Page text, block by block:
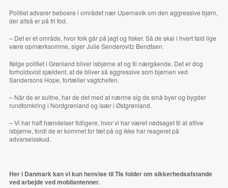
Politiet advarer beboere i området nær Upernavik om den aggressive bjørn,
der altså er på fri fod.
– Det er et område, hvor folk går på jagt og fisker. Så de skal i hvert fald lige
være opmærksomme, siger Julie Senderovitz Bendtsen.
Ifølge politiet i Grønland bliver isbjørne af og til nærgående. Det er dog
forholdsvist sjældent, at de bliver så aggressive som bjørnen ved
Sandersons Hope, fortæller vagtchefen.
– Når de er sultne, har de det med at nærme sig de små byer og bygder
rundtomkring i Nordgrønland og især i Østgrønland.
– Vi har haft hændelser tidligere, hvor vi har været nødsaget til at aflive
isbjørne, fordi de er kommet for tæt på og ikke har reageret på
advarselsskud.
Her i Danmark kan vi kun henvise til TIs folderom sikkerhedsafstande
ved arbejde ved mobilantenner.